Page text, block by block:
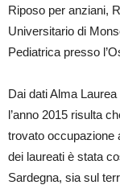
Riposo per anziani,
Universitario di
Pediatrica presso
Dai dati Alma
l’anno 2015 risulta
trovato occupazione
dei laureati è stata
Sardegna, sia sul